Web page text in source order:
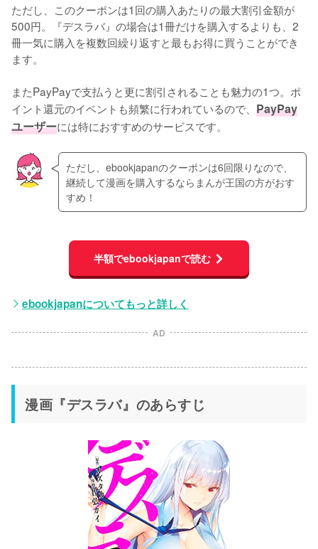
ただし、このクーポンは1回の購入あたりの最大割引金額が
500円。『デスラバ』の場合は1冊だけを購入するよりも、2
冊一気に購入を複数回繰り返すと最もお得に買うことができ
ます。
またPayPayで支払うと更に割引されることも魅力の1つ。ポ
イント還元のイベントも頻繁に行われているので、 PayPay
ユーザーには特におすすめのサービスです。
ただし、ebookjapanのクーポンは6回限りなので、
継続して漫画を購入するならまんが王国の方がおす
すめ！
半額でebookjapanで読む
ebookjapanについてもっと詳しく
AD
漫画『デスラバ』のあらすじ